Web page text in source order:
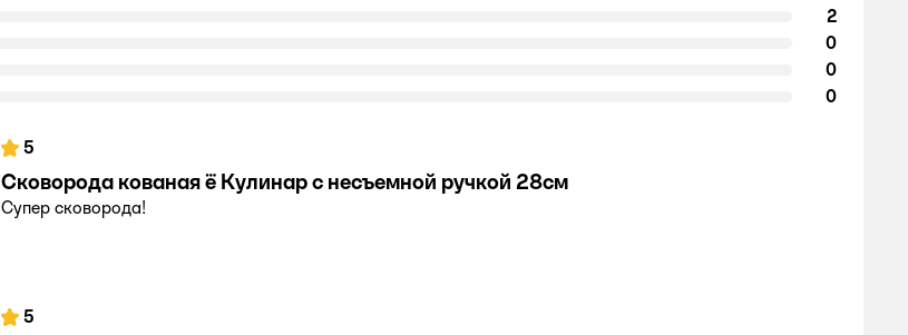
2
0
0
0
5
Сковорода кованая ё Кулинар с несъемной ручкой 28см
Супер сковорода!
5